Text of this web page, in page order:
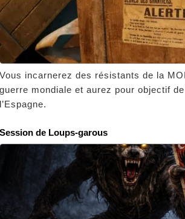
incarnerez des résistants de la
mondiale et aurez pour objectif
de Loups-garous